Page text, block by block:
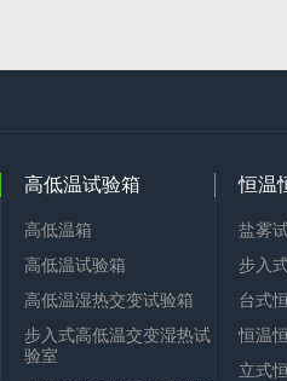
高低温试验箱
高低温箱
高低温试验箱
高低温湿热交变试验箱
步入式高低温交变湿热试
验室
恒温
盐雾
步入
台式
恒温
立式